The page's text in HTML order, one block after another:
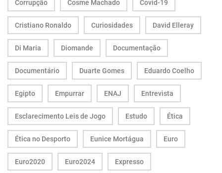
Corrupção Cosme Machado Covid-19
Cristiano Ronaldo Curiosidades David Elleray
Di Maria Diomande Documentação
Documentário Duarte Gomes Eduardo Coelho
Egipto Empurrar ENAJ Entrevista
Esclarecimento Leis de Jogo Estudo Ética
Ética no Desporto Eunice Mortágua Euro
Euro2020 Euro2024 Expresso